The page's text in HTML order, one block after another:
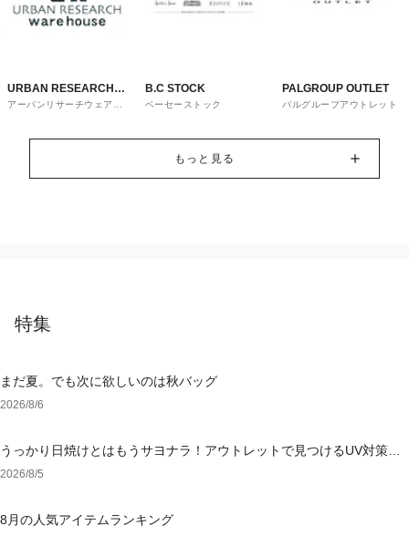
URBAN RESEARCH
ware house
アーバンリサーチウェアハ
B.C STOCK
ベーセーストック
PALGROUP OUTLET
パルグループアウトレット
もっと見る
特集
まだ夏。でも次に欲しいのは秋バッグ
2026/8/6
うっかり日焼けとはもうサヨナラ！アウトレットで見つけるUV対策ウ
ェア
2026/8/5
8月の人気アイテムランキング